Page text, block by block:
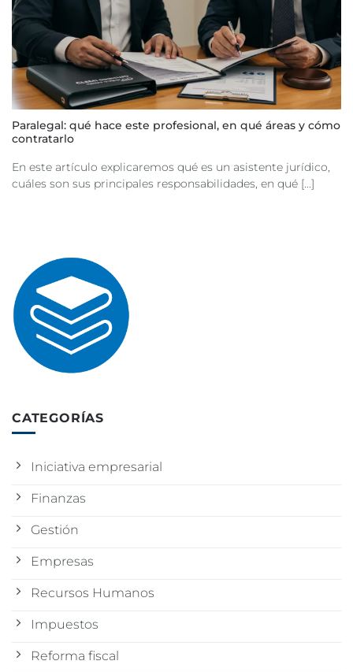
Paralegal: qué hace este profesional, en qué áreas y cómo
contratarlo
En este artículo explicaremos qué es un asistente jurídico,
cuáles son sus principales responsabilidades, en qué [...]
CATEGORÍAS
Iniciativa empresarial
Finanzas
Gestión
Empresas
Recursos Humanos
Impuestos
Reforma fiscal